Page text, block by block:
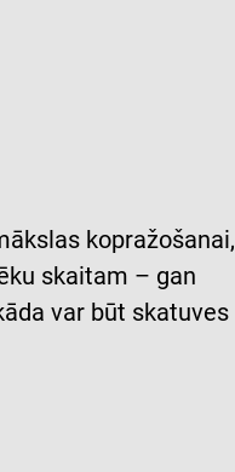
kopražošanai,
skaitam – gan
var būt skatuves